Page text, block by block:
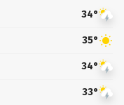
34°
35°
34°
33°